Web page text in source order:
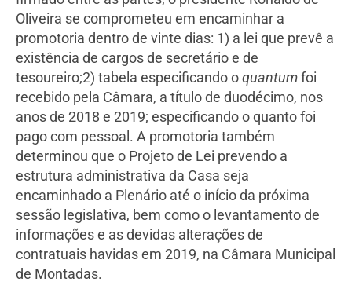
Oliveira se comprometeu em encaminhar a
promotoria dentro de vinte dias: 1) a lei que prevê a
existência de cargos de secretário e de
tesoureiro;2) tabela especificando oquantumfoi
recebido pela Câmara, a título de duodécimo, nos
anos de 2018 e 2019; especificando o quanto foi
pago com pessoal. A promotoria também
determinou que o Projeto de Lei prevendo a
estrutura administrativa da Casa seja
encaminhado a Plenário até o início da próxima
sessão legislativa, bem como o levantamento de
informações e as devidas alterações de
contratuais havidas em 2019, na Câmara Municipal
de Montadas.